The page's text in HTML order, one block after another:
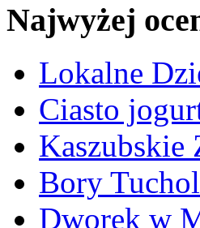
Najwyżej
Lokalne
Ciasto
Kaszubskie
Bory
Dworek w